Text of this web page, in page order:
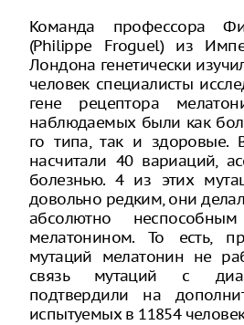
Команда профессора
(Philippe Froguel) из
Лондона генетически
человек специалисты
гене рецептора
наблюдаемых были как
го типа, так и здоровые.
насчитали 40 вариаций,
болезнью. 4 из этих
довольно редким, они
абсолютно
мелатонином. То есть,
мутаций мелатонин не
связь мутаций с
подтвердили на
испытуемых в 11854